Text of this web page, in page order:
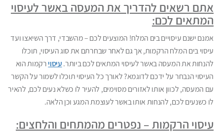
אתם רשאים להדריך את המעסה באשר לעיסוי
המתאים לכם:
אמנם ישנם עיסויים בים המלח! המוצעים לכם – מהשבדי, דרך השיאצו ועד
עיסוי בים המלח הרקמות, אך גם לאחר שבחרתם את סוג העיסוי, תוכלו
להנחות את המעסה באשר לעיסוי המתאים לכם ביותר. עיסוי רקמות הוא
העיסוי הנבחר על ידכם לדוגמא? לאורך כל העיסוי תוכלו לשמור על הקשר
עם המעסה, לכוון אותו לאזורים מסוימים, להעיר לו כשלא נעים לכם, להאיר
לו כשנעים לכם, להנחות אותו באשר לעוצמת המגע וכן הלאה.
עיסוי הרקמות – נפטרים מהמתחים והלחצים: